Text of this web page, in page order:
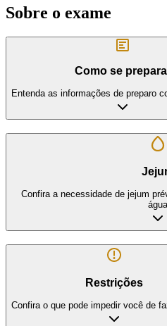
Sobre o exame
Como se
Entenda as informações de preparo
Confira a necessidade de jejum
água
Restrições
Confira o que pode impedir você de